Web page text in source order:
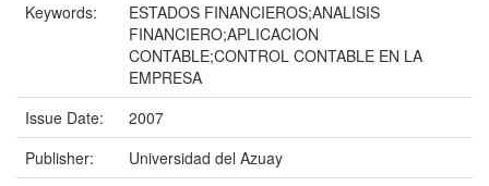
Keywords:
ESTADOS FINANCIEROS;ANALISIS
FINANCIERO;APLICACION
CONTABLE;CONTROL CONTABLE EN LA
EMPRESA
Issue Date:
2007
Publisher:
Universidad del Azuay